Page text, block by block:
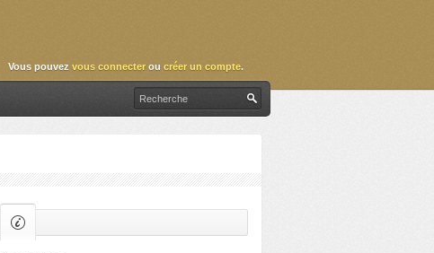
Vous pouvez vous connecter ou créer un compte.